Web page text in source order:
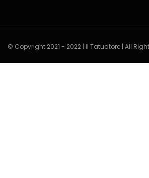
© Copyright 2021 - 2022 | Il Tatuatore | All